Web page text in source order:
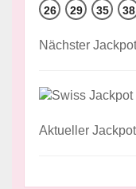
26 29 35 38
Nächster
Aktueller